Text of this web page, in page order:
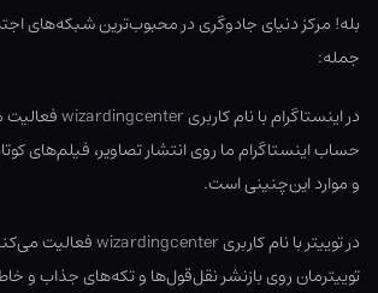
بله! مرکز دنیای جادوگری در محبوب‌ترین شبکه‌های
جمله:
در اینستاگرام با نام کاربریwizardingcenterفعالیت
حساب اینستاگرام ما روی انتشار تصاویر، فیلم‌های
و موارد این‌چنینی است.
در توییتر با نام کاربریwizardingcenterفعالیت
توییترمان روی بازنشر نقل‌قول‌ها و تکه‌های جذاب و